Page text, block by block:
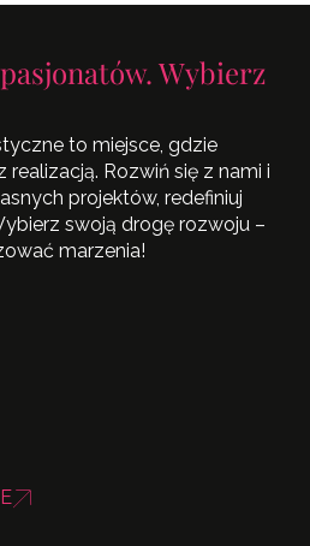
Wybierz
to miejsce, gdzie
Rozwiń się z nami i
projektów, redefiniuj
swoją drogę rozwoju –
marzenia!